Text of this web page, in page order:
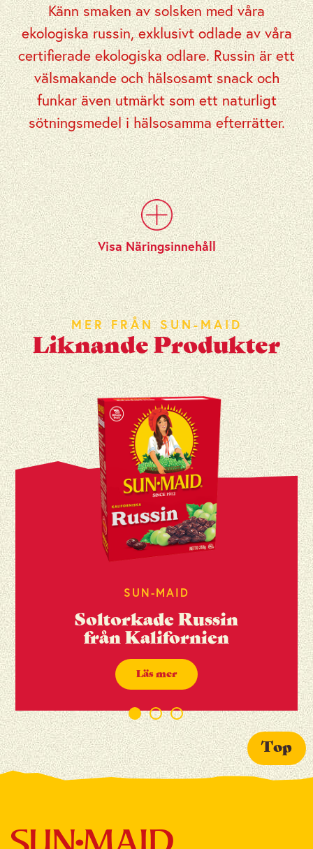
Känn smaken av solsken med våra
ekologiska russin, exklusivt odlade av våra
certifierade ekologiska odlare. Russin är ett
välsmakande och hälsosamt snack och
funkar även utmärkt som ett naturligt
sötningsmedel i hälsosamma efterrätter.
Visa Näringsinnehåll
Energi (kcal)316 kcal
Energi (kJ)1322 kJ
Fett0,7 g
Varav mättat fett
0 g
Kolhydrater
76,9 g
Varav socker
71,4 g
Fiber
Protein
Salt
MER FRÅN SUN-MAID
Liknande Produkter
SUN-MAID
Soltorkade Russin
från Kalifornien
Läs mer
Top